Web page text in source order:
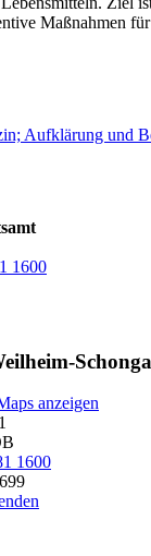
Maßnahmen
Aufklärung und
1600
anzeigen
1600